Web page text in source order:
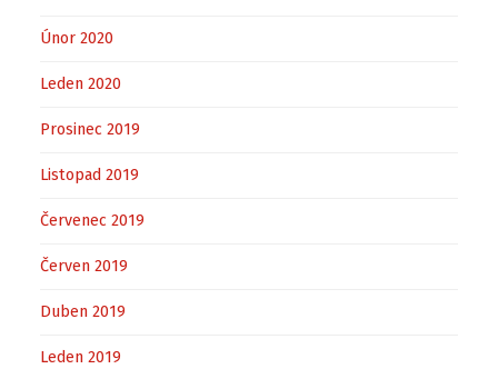
Únor 2020
Leden 2020
Prosinec 2019
Listopad 2019
Červenec 2019
Červen 2019
Duben 2019
Leden 2019